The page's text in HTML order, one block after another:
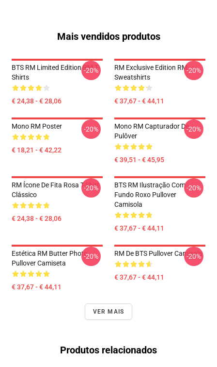
Mais vendidos produtos
BTS RM Limited Edition RM T-
Shirts
€ 24,38 - € 28,06
-20%
RM Exclusive Edition RM
Sweatshirts
€ 37,67 - € 44,11
-20%
Mono RM Poster
€ 18,21 - € 42,22
-20%
Mono RM Capturador De
Pulôver
€ 39,51 - € 45,95
-20%
RM Ícone De Fita Rosa T-Shirt
Clássico
€ 24,38 - € 28,06
-20%
BTS RM Ilustração Com
Fundo Roxo Pullover
Camisola
€ 37,67 - € 44,11
-20%
Estética RM Butter Photo
Pullover Camiseta
€ 37,67 - € 44,11
-20% RM De BTS Pullover Camisola
€ 37,67 - € 44,11
-20%
VER MAIS
Produtos relacionados